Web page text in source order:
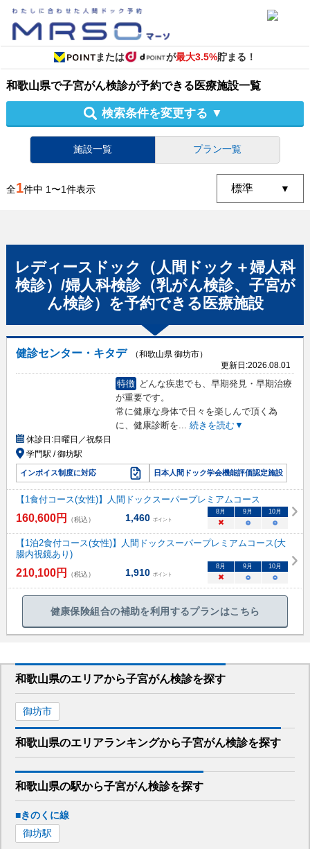
または が最大3.5%貯まる！
和歌山県で子宮がん検診が予約できる医療施設一覧
検索条件を変更する ▼
施設一覧 プラン一覧
全1件中 1〜1件表示
レディースドック（人間ドック＋婦人科
検診）/婦人科検診（乳がん検診、子宮が
ん検診） を予約できる 医療施設
健診センター・キタデ
（和歌山県 御坊市）
更新日:2026.08.01
特徴 どんな疾患でも、早期発見・早期治療
が重要です。
常に健康な身体で日々を楽しんで頂く為
に、健康診断を... 続きを読む▼
休診日:日曜日／祝祭日
学門駅 / 御坊駅
インボイス制度に対応 日本人間ドック学会機能評価認定施設
【1食付コース(女性)】人間ドックスーパープレミアムコース
160,600円 （税込） 1,460 ポイント
8月 9月 10月
× ○ ○
【1泊2食付コース(女性)】人間ドックスーパープレミアムコース(大
腸内視鏡あり)
210,100円 （税込） 1,910 ポイント
8月 9月 10月
× ○ ○
健康保険組合の補助を利用するプランはこちら
和歌山県のエリアから子宮がん検診を探す
御坊市
和歌山県のエリアランキングから子宮がん検診を探す
和歌山県の駅から子宮がん検診を探す
■きのくに線
御坊駅